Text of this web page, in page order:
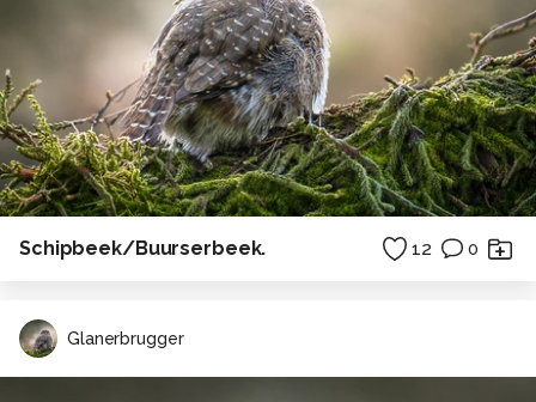
Schipbeek/Buurserbeek. 12 0
Glanerbrugger